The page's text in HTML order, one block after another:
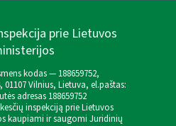
prie Lietuvos
kodas — 188659752,
01107 Vilnius, Lietuva, el.paštas:
adresas 188659752
inspekciją prie Lietuvos
kaupiami ir saugomi Juridinių